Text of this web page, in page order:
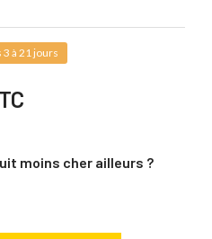
à 21 jours
moins cher ailleurs ?